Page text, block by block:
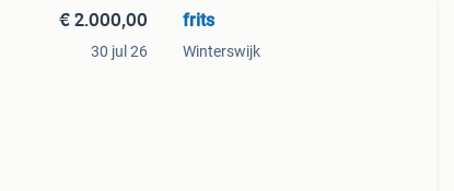
€ 2.000,00
30 jul 26
frits
Winterswijk